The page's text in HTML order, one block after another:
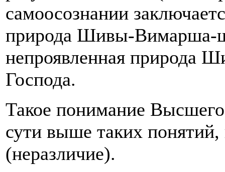
самоосознании
природа Шивы-Вимарша-
непроявленная природа
Господа.
Такое понимание
сути выше таких
(неразличие).